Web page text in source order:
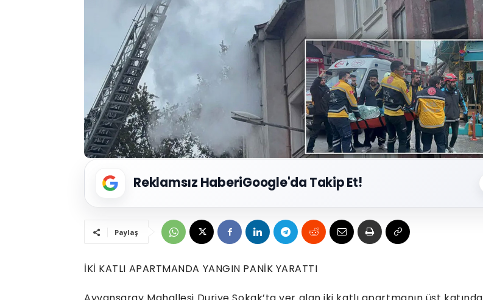
Reklamsız HaberiGoogle'da Takip Et!
Paylaş
İKİ KATLI APARTMANDA YANGIN PANİK YARATTI